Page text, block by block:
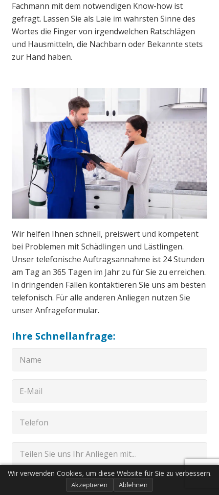
Fachmann mit dem notwendigen Know-how ist
gefragt. Lassen Sie als Laie im wahrsten Sinne des
Wortes die Finger von irgendwelchen Ratschlägen
und Hausmitteln, die Nachbarn oder Bekannte stets
zur Hand haben.
Wir helfen Ihnen schnell, preiswert und kompetent
bei Problemen mit Schädlingen und Lästlingen.
Unser telefonische Auftragsannahme ist 24 Stunden
am Tag an 365 Tagen im Jahr zu für Sie zu erreichen.
In dringenden Fällen kontaktieren Sie uns am besten
telefonisch. Für alle anderen Anliegen nutzen Sie
unser Anfrageformular.
Ihre Schnellanfrage:
Wir verwenden Cookies, um diese Website für Sie zu verbessern.
Akzeptieren Ablehnen